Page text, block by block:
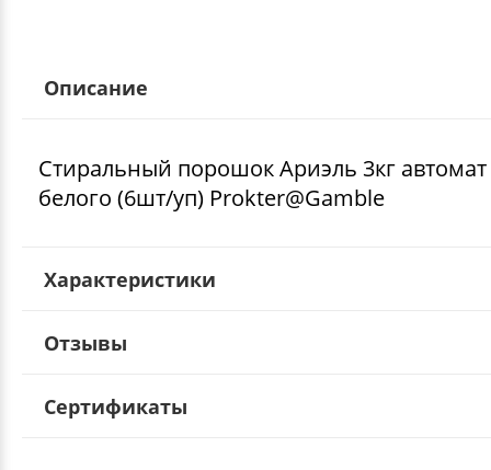
Описание
Стиральный порошок Ариэль 3кг
белого (6шт/уп) Prokter@Gamble
Характеристики
Отзывы
Сертификаты